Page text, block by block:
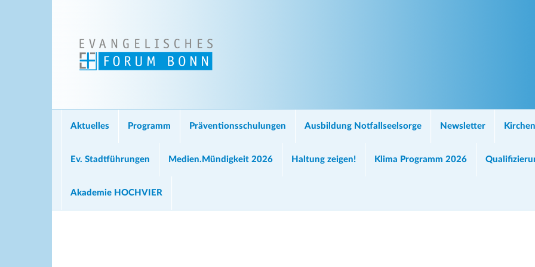
Aktuelles Programm Präventionsschulungen Ausbildung Notfallseelsorge Newsletter
Ev. Stadtführungen Medien.Mündigkeit 2026 Haltung zeigen! Klima Programm 2026
Akademie HOCHVIER